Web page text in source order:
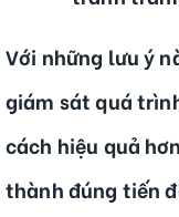
Với những lưu ý
giám sát quá
cách hiệu quả
thành đúng tiến